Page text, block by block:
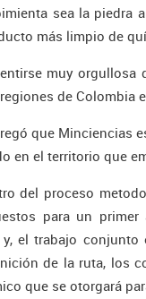
sea la piedra
más limpio de
muy orgullosa
de Colombia
que Minciencias
en el territorio que
del proceso
para un
el trabajo
de la ruta, los
que se otorgará